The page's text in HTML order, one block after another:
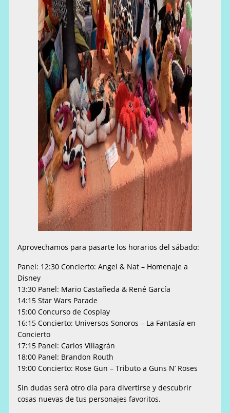
Aprovechamos para pasarte los horarios del sábado:
Panel: 12:30 Concierto: Angel & Nat – Homenaje a
Disney
13:30 Panel: Mario Castañeda & René García
14:15 Star Wars Parade
15:00 Concurso de Cosplay
16:15 Concierto: Universos Sonoros – La Fantasía en
Concierto
17:15 Panel: Carlos Villagrán
18:00 Panel: Brandon Routh
19:00 Concierto: Rose Gun – Tributo a Guns N’ Roses
Sin dudas será otro día para divertirse y descubrir
cosas nuevas de tus personajes favoritos.